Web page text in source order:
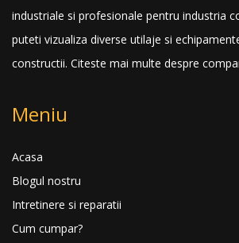
industriale si profesionale pentru industria
puteti vizualiza diverse utilaje si
constructii. Citeste mai multe despre
Meniu
Acasa
Blogul nostru
Intretinere si reparatii
Cum cumpar?